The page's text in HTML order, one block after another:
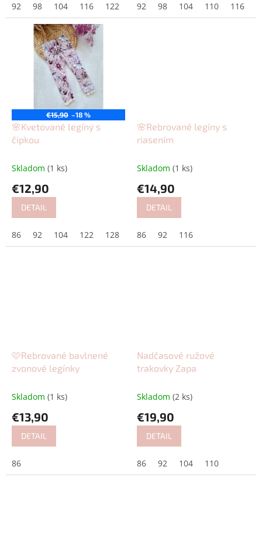
92 98 104 116 122 128 134
92 98 104 110 116
€15,90 –18 %
🌸Kvetované legíny s
čipkou
Skladom (1 ks)
€12,90
DETAIL
86 92 104 122 128 134
🌸Rebrované legíny s
riasením
Skladom (1 ks)
€14,90
DETAIL
86 92 116
🩷Rebrované bavlnené
zvonové legínky
Skladom (1 ks)
€13,90
DETAIL
86
Nadčasové ružové
trakovky Zapa
Skladom (2 ks)
€19,90
DETAIL
86 92 104 110